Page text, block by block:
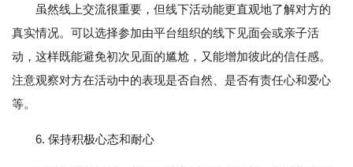
虽然线上交流很重要，但线下活动能更直观地了解对方的
真实情况。可以选择参加由平台组织的线下见面会或亲子活
动，这样既能避免初次见面的尴尬，又能增加彼此的信任感。
注意观察对方在活动中的表现是否自然、是否有责任心和爱心
等。
6. 保持积极心态和耐心